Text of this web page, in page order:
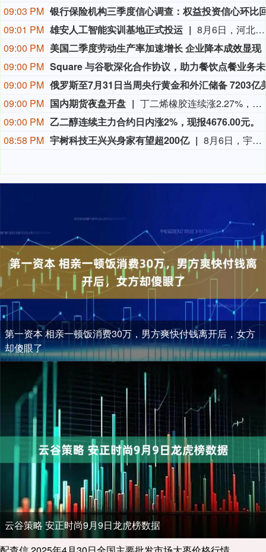
09:03 PM
09:01 PM 雄安人工智能实训基地正式投运
8月6日，河北雄安新区首届人工智能实训班开班，这标志着雄安人工智能实训基地正式投运。 雄安人工智能实训基地位于雄安新区启动区科学园片区，占地约53亩、建筑面积7万平方米。截至目前，雄安人工智能实训基地已开设先导班11期，覆盖460余人次。 据了解，雄安人工智能实训基地聚焦“AI+IT”实训赛道，以“真面向产业、真岗位实练、真市场运营”为特色，采用“运营公司+实训基地+人才学院”三位一体模式，联动多家头部企业，打造企业级、行业级、国家级全链条认证与赛训体系，覆盖从基础技能到高端研发的全层级人才培养。（新华社）
09:00 PM 美国二季度劳动生产率加速增长 企业降本成效显现
09:00 PM
09:00 PM
09:00 PM 国内期货夜盘开盘
丁二烯橡胶连续涨2.27%，上海原油连续涨2.02%，乙二醇连续涨1.94%，苯乙烯连续涨1.85%，生猪连续涨1.85%。
09:00 PM 乙二醇连续主力合约日内涨2%，现报4676.00元。
08:58 PM 宇树科技王兴兴身家有望超200亿 8月6日，宇树科技发布首次公开发行股票并在科创板上市发行公告。本次发行价格为150.80元/股，发行的股票数量为4044.64万股，发行后总股本为4.045亿股。宇树科技初始发行市值近610亿元。招股书显示，发行前宇树科技创始人王兴兴直接与间接合计持股比例为33.3583%。计算下来，王兴兴身家达203.5亿元。（第一财经）
第一资本 相亲一顿饭消费30万，男方爽快付钱离开后，女方
却傻眼了
云谷策略 安正时尚9月9日龙虎榜数据